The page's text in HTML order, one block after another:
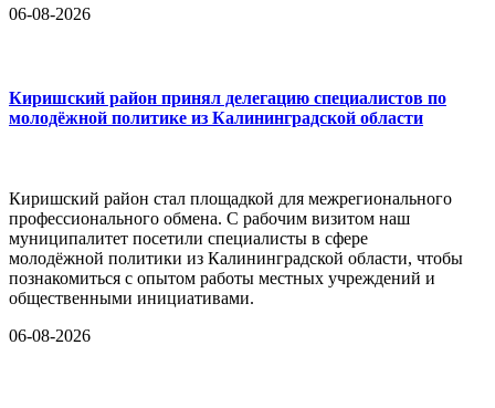
06-08-2026
Киришский район принял делегацию специалистов по
молодёжной политике из Калининградской области
Киришский район стал площадкой для межрегионального
профессионального обмена. С рабочим визитом наш
муниципалитет посетили специалисты в сфере
молодёжной политики из Калининградской области, чтобы
познакомиться с опытом работы местных учреждений и
общественными инициативами.
06-08-2026